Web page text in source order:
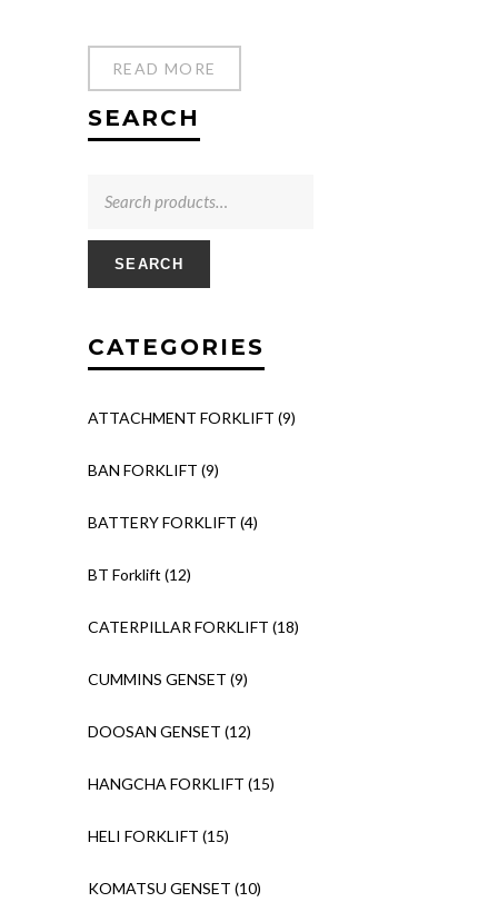
READ MORE
SEARCH
SEARCH
CATEGORIES
ATTACHMENT FORKLIFT (9)
BAN FORKLIFT (9)
BATTERY FORKLIFT (4)
BT Forklift (12)
CATERPILLAR FORKLIFT (18)
CUMMINS GENSET (9)
DOOSAN GENSET (12)
HANGCHA FORKLIFT (15)
HELI FORKLIFT (15)
KOMATSU GENSET (10)